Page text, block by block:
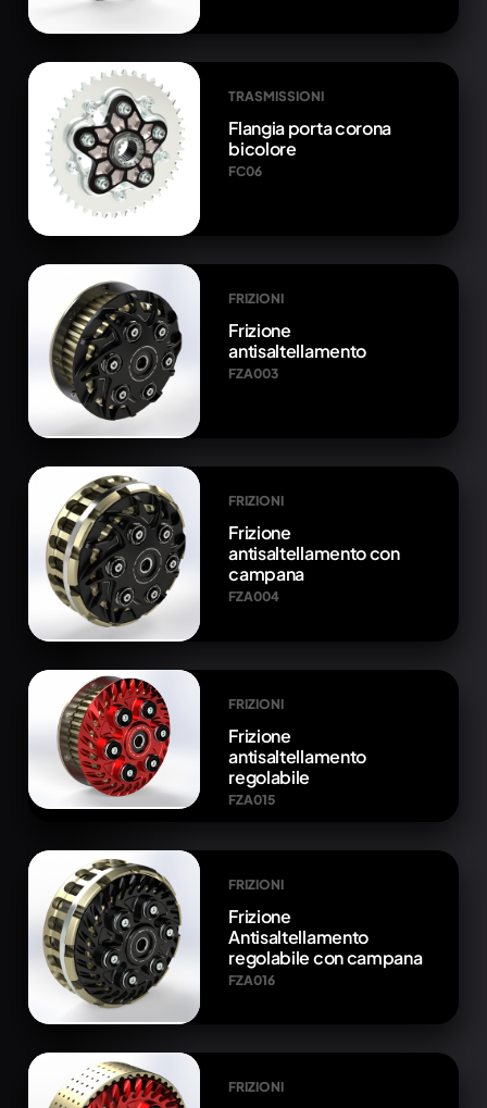
TRASMISSIONI
Flangia porta corona
bicolore
FC06
FRIZIONI
Frizione
antisaltellamento
FZA003
FRIZIONI
Frizione
antisaltellamento con
campana
FZA004
FRIZIONI
Frizione
antisaltellamento
regolabile
FZA015
FRIZIONI
Frizione
Antisaltellamento
regolabile con campana
FZA016
FRIZIONI